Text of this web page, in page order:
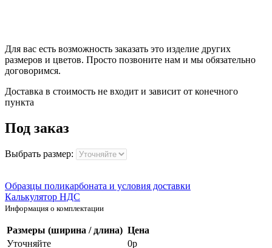
Для вас есть возможность заказать это изделие других
размеров и цветов. Просто позвоните нам и мы обязательно
договоримся.
Доставка в стоимость не входит и зависит от конечного
пункта
Под заказ
Выбрать размер:
Образцы поликарбоната и условия доставки
Калькулятор НДС
Информация о комплектации
Размеры (ширина / длина) Цена
Уточняйте
0р